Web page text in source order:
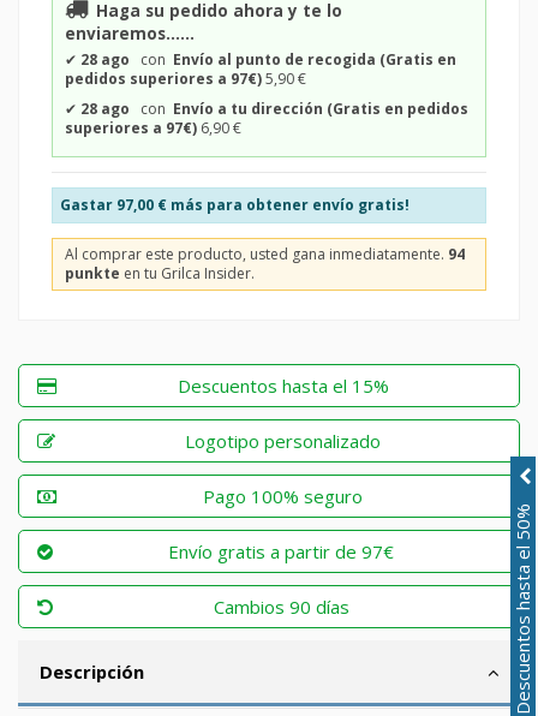
Haga su pedido ahora y te lo
enviaremos......
✔ 28 ago con Envío al punto de recogida (Gratis en
pedidos superiores a 97€)5,90 €
✔ 28 ago con Envío a tu dirección (Gratis en pedidos
superiores a 97€) 6,90 €
Gastar 97,00 € más para obtener envío gratis!
Al comprar este producto, usted gana inmediatamente. 94
punkte en tu Grilca Insider.
Descuentos hasta el 15%
Logotipo personalizado
Pago 100% seguro
Envío gratis a partir de 97€
Cambios 90 días
Descripción Descuentos hasta el 50%